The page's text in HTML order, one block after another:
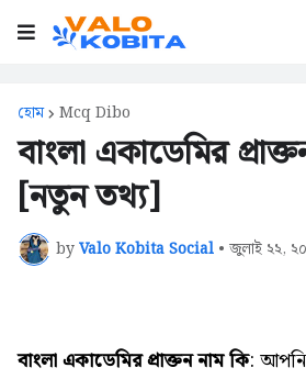
হোম Mcq Dibo
বাংলা একাডেমির
[নতুন তথ্য]
byValo Kobita Social • জুলাই ২২,
বাংলা একাডেমির প্রাক্তন নাম কি: আপনি